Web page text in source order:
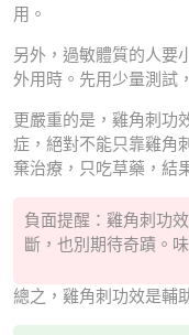
用。
另外，過敏體質的人要
外用時。先用少量測試
更嚴重的是，雞角刺功
症，絕對不能只靠雞角
棄治療，只吃草藥，結
負面提醒：雞角刺功
斷，也別期待奇蹟。
總之，雞角刺功效是輔